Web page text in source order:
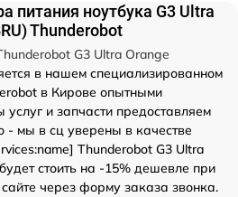
питания ноутбука G3 Ultra
Thunderobot
G3 Ultra Orange
в нашем специализированном
в Кирове опытными
и запчасти предоставляем
мы в сц уверены в качестве
Thunderobot G3 Ultra
стоить на -15% дешевле при
через форму заказа звонка.